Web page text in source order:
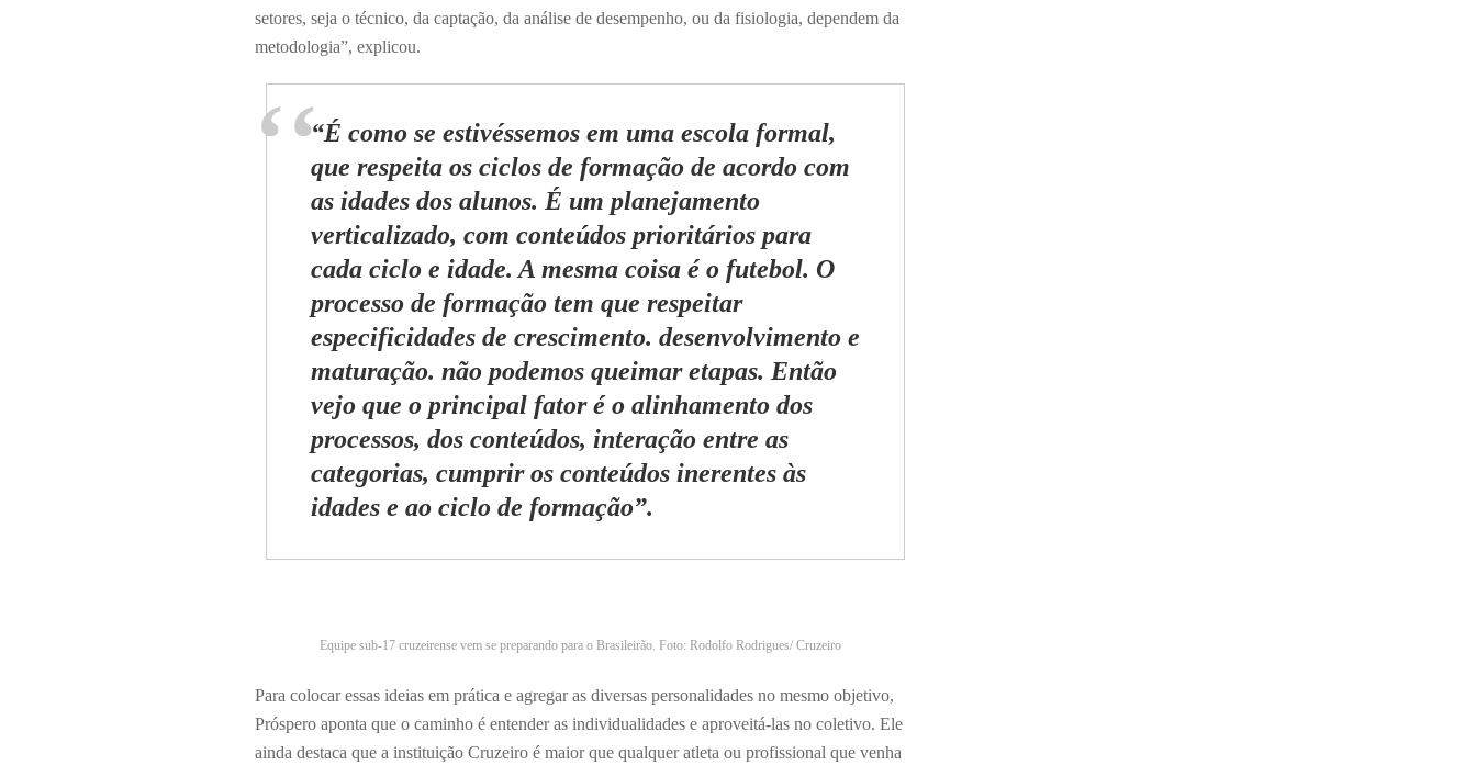
setores, seja o técnico, da captação, da análise de desempenho, ou da fisiologia, dependem da
metodologia”, explicou.
“É como se estivéssemos em uma escola formal,
que respeita os ciclos de formação de acordo com
as idades dos alunos. É um planejamento
verticalizado, com conteúdos prioritários para
cada ciclo e idade. A mesma coisa é o futebol. O
processo de formação tem que respeitar
especificidades de crescimento. desenvolvimento e
maturação. não podemos queimar etapas. Então
vejo que o principal fator é o alinhamento dos
processos, dos conteúdos, interação entre as
categorias, cumprir os conteúdos inerentes às
idades e ao ciclo de formação”.
Equipe sub-17 cruzeirense vem se preparando para o Brasileirão. Foto: Rodolfo Rodrigues/ Cruzeiro
Para colocar essas ideias em prática e agregar as diversas personalidades no mesmo objetivo,
Próspero aponta que o caminho é entender as individualidades e aproveitá-las no coletivo. Ele
ainda destaca que a instituição Cruzeiro é maior que qualquer atleta ou profissional que venha